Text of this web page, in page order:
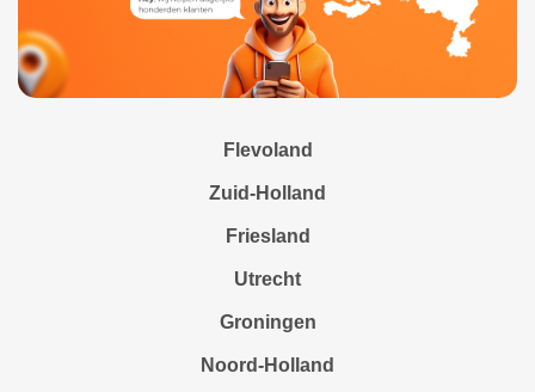
Flevoland
Zuid-Holland
Friesland
Utrecht
Groningen
Noord-Holland